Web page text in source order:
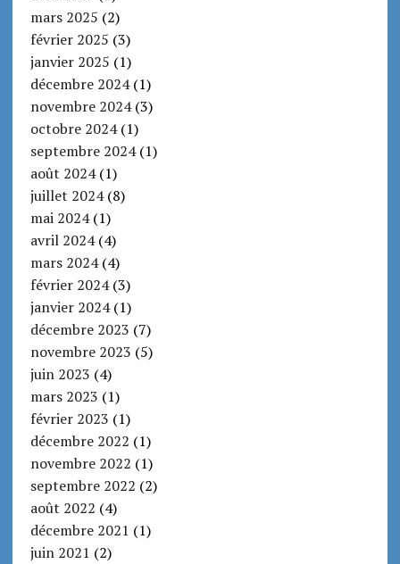
mars 2025 (2)
février 2025 (3)
janvier 2025 (1)
décembre 2024(1)
novembre 2024(3)
octobre 2024(1)
septembre 2024(1)
août 2024(1)
juillet 2024(8)
mai 2024(1)
avril 2024(4)
mars 2024(4)
février 2024(3)
janvier 2024(1)
décembre 2023 (7)
novembre 2023 (5)
juin 2023 (4)
mars 2023 (1)
février 2023 (1)
décembre 2022 (1)
novembre 2022 (1)
septembre 2022 (2)
août 2022 (4)
décembre 2021 (1)
juin 2021 (2)